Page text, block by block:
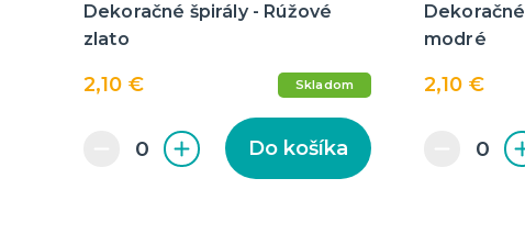
Dekoračné špirály - Rúžové
zlato
2,10 € Skladom
Do košíka
modré
2,10 €